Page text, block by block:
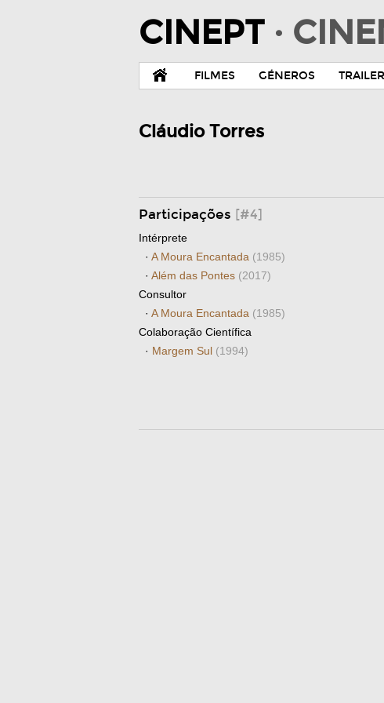
CINEPT ·
FILMES GÉNEROS
Cláudio Torres
Participações [#4]
Intérprete
· A Moura Encantada (1985)
· Além das Pontes (2017)
Consultor
· A Moura Encantada (1985)
Colaboração Científica
· Margem Sul (1994)